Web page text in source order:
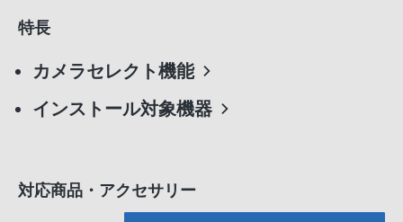
特長
カメラセレクト機能
インストール対象機器
対応商品・アクセサリー